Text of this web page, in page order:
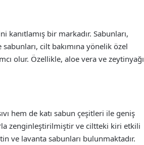
bir markadır. Sabunları,
cilt bakımına yönelik özel
olur. Özellikle, aloe vera ve zeytinyağı
hem de katı sabun çeşitleri ile geniş
zenginleştirilmiştir ve ciltteki kiri etkili
ve lavanta sabunları bulunmaktadır.